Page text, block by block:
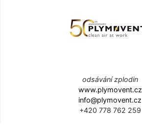
odsávání zplodin
www.plymovent.cz
info@plymovent.cz
+420 778 762 259